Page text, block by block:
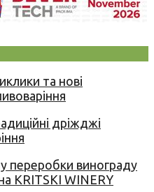
та нові
дріжджі
переробки винограду
KRITSKI WINERY